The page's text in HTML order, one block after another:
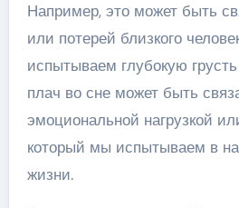
Например, это может быть
или потерей близкого
испытываем глубокую
плач во сне может быть
эмоциональной нагрузкой
который мы испытываем в
жизни.